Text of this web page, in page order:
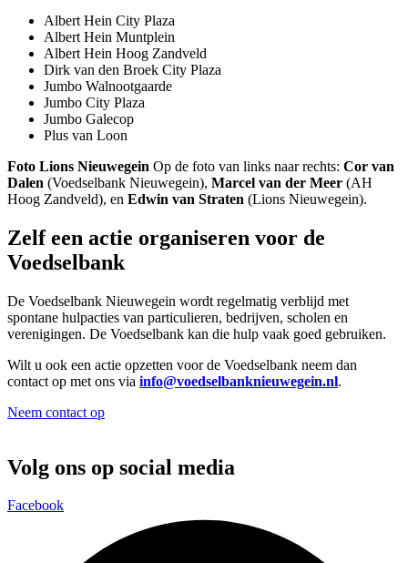
Albert Hein City Plaza
Albert Hein Muntplein
Albert Hein Hoog Zandveld
Dirk van den Broek City Plaza
Jumbo Walnootgaarde
Jumbo City Plaza
Jumbo Galecop
Plus van Loon
Foto Lions Nieuwegein Op de foto van links naar rechts: Cor van
Dalen (Voedselbank Nieuwegein), Marcel van der Meer (AH
Hoog Zandveld), en Edwin van Straten (Lions Nieuwegein).
Zelf een actie organiseren voor de
Voedselbank
De Voedselbank Nieuwegein wordt regelmatig verblijd met
spontane hulpacties van particulieren, bedrijven, scholen en
verenigingen. De Voedselbank kan die hulp vaak goed gebruiken.
Wilt u ook een actie opzetten voor de Voedselbank neem dan
contact op met ons via info@voedselbanknieuwegein.nl.
Neem contact op
Volg ons op social media
Facebook